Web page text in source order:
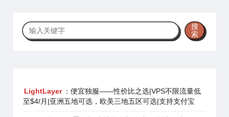
搜
索
搜
索
LightLayer ：便宜独服——性价比之选|VPS不限流量低
至$4/月|亚洲五地可选，欧美三地五区可选|支持支付宝